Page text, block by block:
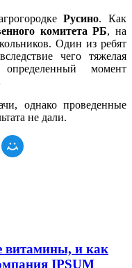
Русино. Как
комитета РБ, на
Один из ребят
чего тяжелая
момент
однако проведенные
не дали.
витамины, и как
IPSUM